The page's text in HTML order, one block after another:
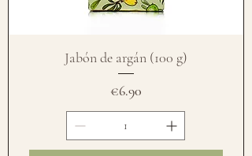
Jabón de argán (100 g)
Price
€6.90